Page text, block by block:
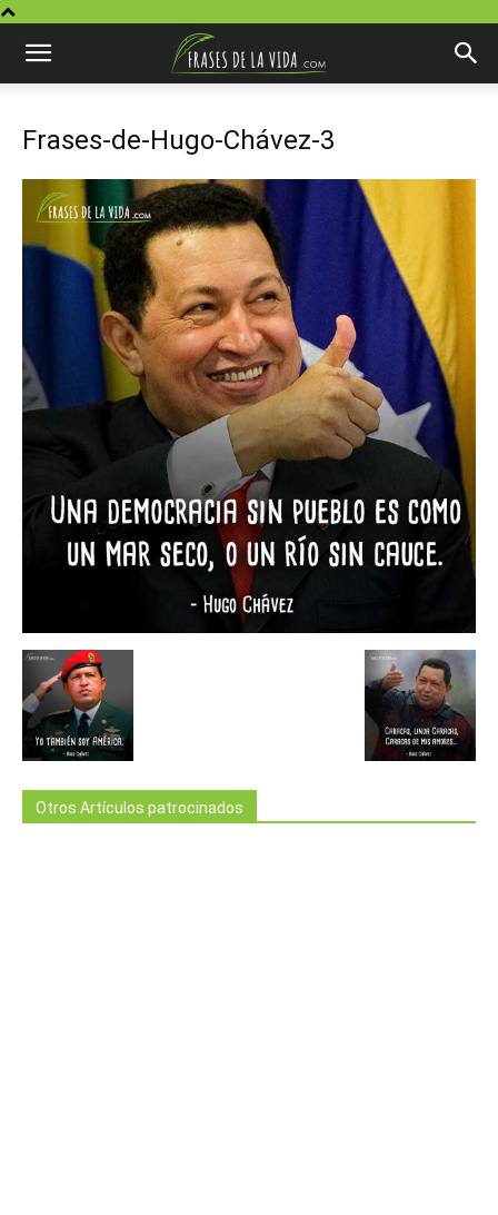
Frases-de-Hugo-Chávez-3
Otros Artículos patrocinados